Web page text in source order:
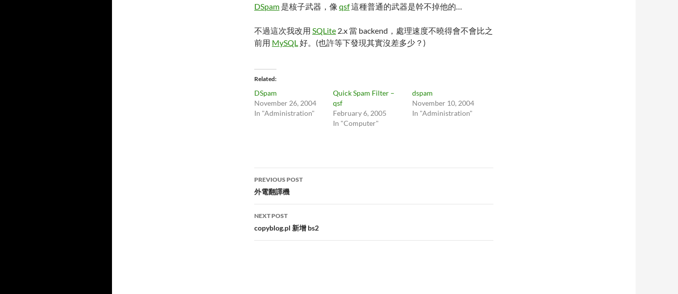
DSpam 是核子武器，像 qsf這種普通的武器是幹不掉他的…
不過這次我改用 SQLite 2.x 當 backend，處理速度不曉得會不會比之
前用 MySQL好。(也許等下發現其實沒差多少？)
Related
DSpam
November 26, 2004
In "Administration"
Quick Spam Filter –
qsf
February 6, 2005
In "Computer"
dspam
November 10, 2004
In "Administration"
Post
navigation
PREVIOUS POST
外電翻譯機
NEXT POST
copyblog.pl 新增 bs2